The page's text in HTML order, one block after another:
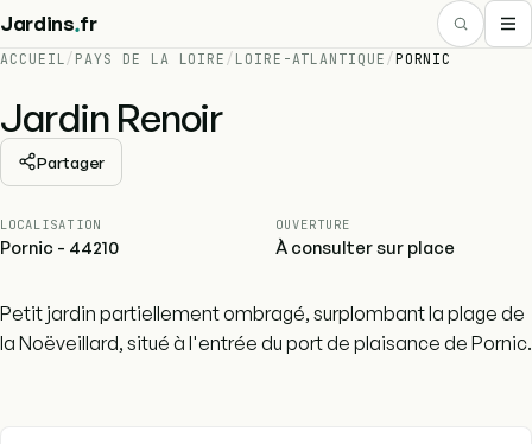
Jardins.fr
ACCUEIL/ PAYS DE LA LOIRE / LOIRE-ATLANTIQUE / PORNIC
Jardin Renoir
Partager
LOCALISATION
Pornic - 44210
OUVERTURE
À consulter sur place
Petit jardin partiellement ombragé, surplombant la plage de
la Noëveillard, situé à l'entrée du port de plaisance de Pornic.